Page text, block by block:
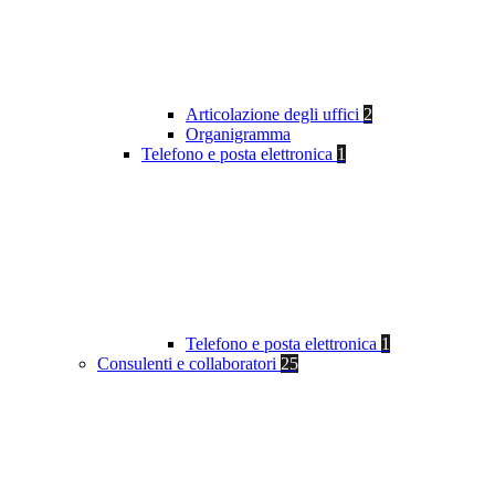
Articolazione degli uffici 2
Organigramma
Telefono e posta elettronica 1
Telefono e posta elettronica 1
Consulenti e collaboratori 25